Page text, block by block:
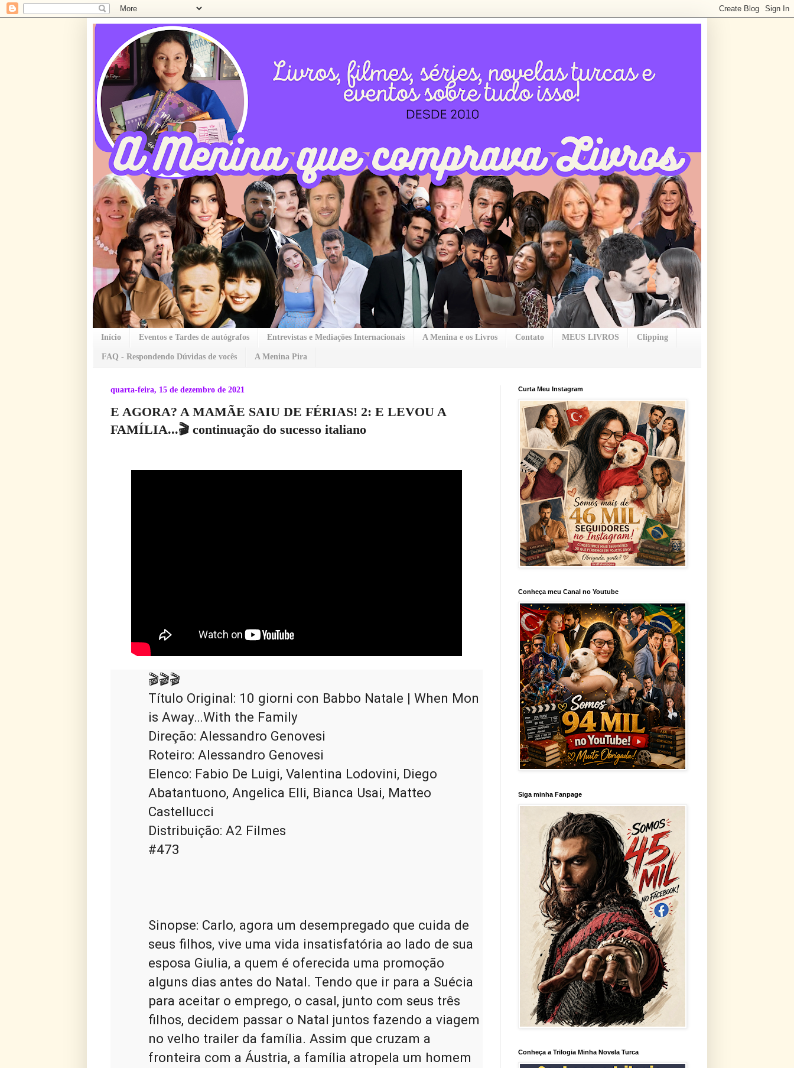
Início Eventos e Tardes de autógrafos Entrevistas e Mediações Internacionais A Menina e os Livros Contato MEUS LIVROS Clipping
FAQ - Respondendo Dúvidas de vocês A Menina Pira
quarta-feira, 15 de dezembro de 2021
E AGORA? A MAMÃE SAIU DE FÉRIAS! 2: E LEVOU A
FAMÍLIA...🎬 continuação do sucesso italiano
🎬🎬🎬
Título Original: 10 giorni con Babbo Natale | When Mon
is Away…With the Family
Direção: Alessandro Genovesi
Roteiro: Alessandro Genovesi
Elenco: Fabio De Luigi, Valentina Lodovini, Diego
Abatantuono, Angelica Elli, Bianca Usai, Matteo
Castellucci
Distribuição: A2 Filmes
#473
Sinopse: Carlo, agora um desempregado que cuida de
seus filhos, vive uma vida insatisfatória ao lado de sua
esposa Giulia, a quem é oferecida uma promoção
alguns dias antes do Natal. Tendo que ir para a Suécia
para aceitar o emprego, o casal, junto com seus três
filhos, decidem passar o Natal juntos fazendo a viagem
no velho trailer da família. Assim que cruzam a
fronteira com a Áustria, a família atropela um homem
Curta Meu Instagram
Conheça meu Canal no Youtube
Siga minha Fanpage
Conheça a Trilogia Minha Novela Turca